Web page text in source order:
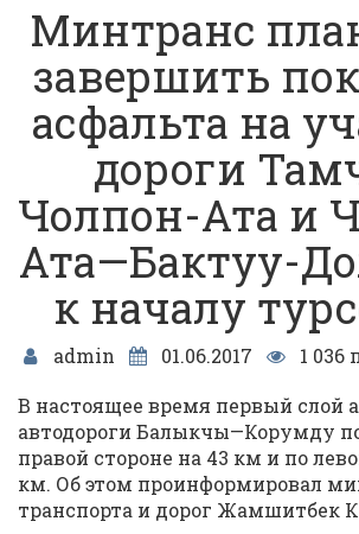
Минтранс
завершить
асфальта на
дороги
Чолпон-Ата и
Ата—Бактуу-
к началу
admin 01.06.2017
1 036
В настоящее время первый слой
автодороги Балыкчы—Корумду
правой стороне на 43 км и по
км. Об этом проинформировал
транспорта и дорог Жамшитбек